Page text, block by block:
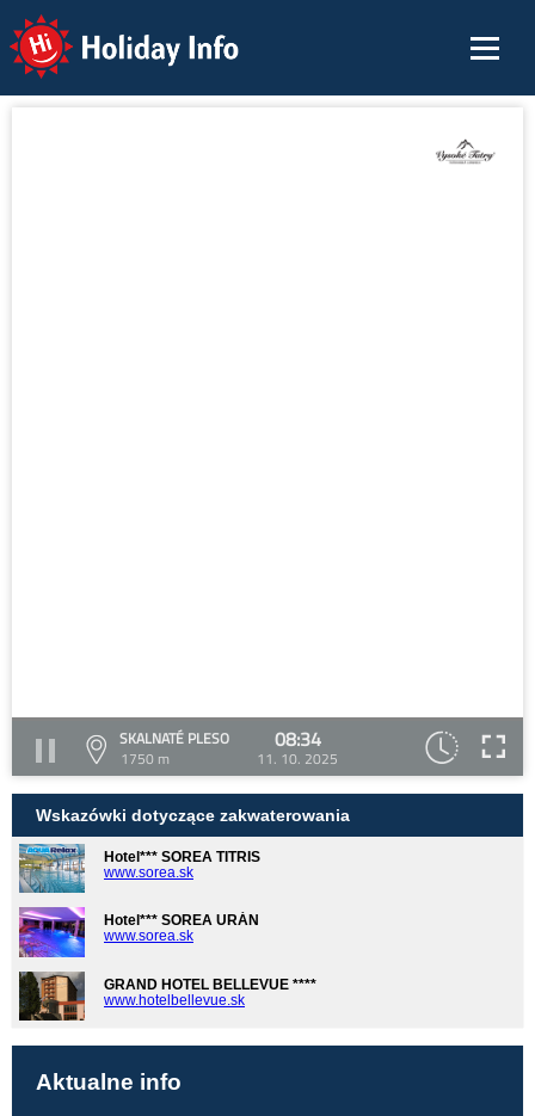
Holiday Info
SKALNATÉ PLESO
1750 m
08:34
11. 10. 2025
Wskazówki dotyczące zakwaterowania
Hotel*** SOREA TITRIS
www.sorea.sk
Hotel*** SOREA URÁN
www.sorea.sk
GRAND HOTEL BELLEVUE ****
www.hotelbellevue.sk
Aktualne info